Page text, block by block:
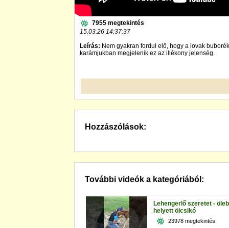
7955 megtekintés
15.03.26 14:37:37
Leírás: Nem gyakran fordul elő, hogy a lovak
karámjukban megjelenik ez az illékony jelenség.
Hozzászólások:
További videók a kategóriából:
Lehengerlő szeretet - öleb
helyett ölcsikó
23978 megtekintés